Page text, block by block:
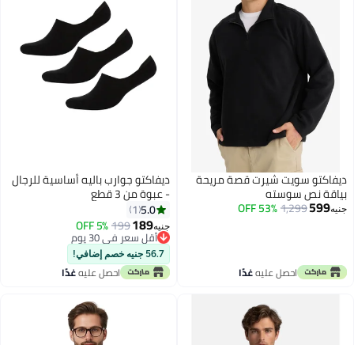
ديفاكتو سويت شيرت قصة مريحة
بياقة نص سوسته
جنيه599
1,299
53% OFF
احصل عليهغدًا
ديفاكتو جوارب باليه أساسية للرجال
- عبوة من 3 قطع
5.0
1
جنيه189
199
5% OFF
أقل سعر في 30 يوم
أقل سعر في 30 يوم
56.7 جنيه خصم إضافي!
احصل عليهغدًا